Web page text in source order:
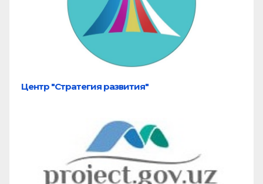
Центр "Стратегия развития"